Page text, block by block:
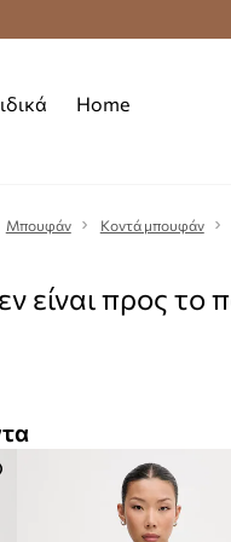
Δωρεάν
Home
Μπουφάν Κοντά μπουφάν
είναι προς το